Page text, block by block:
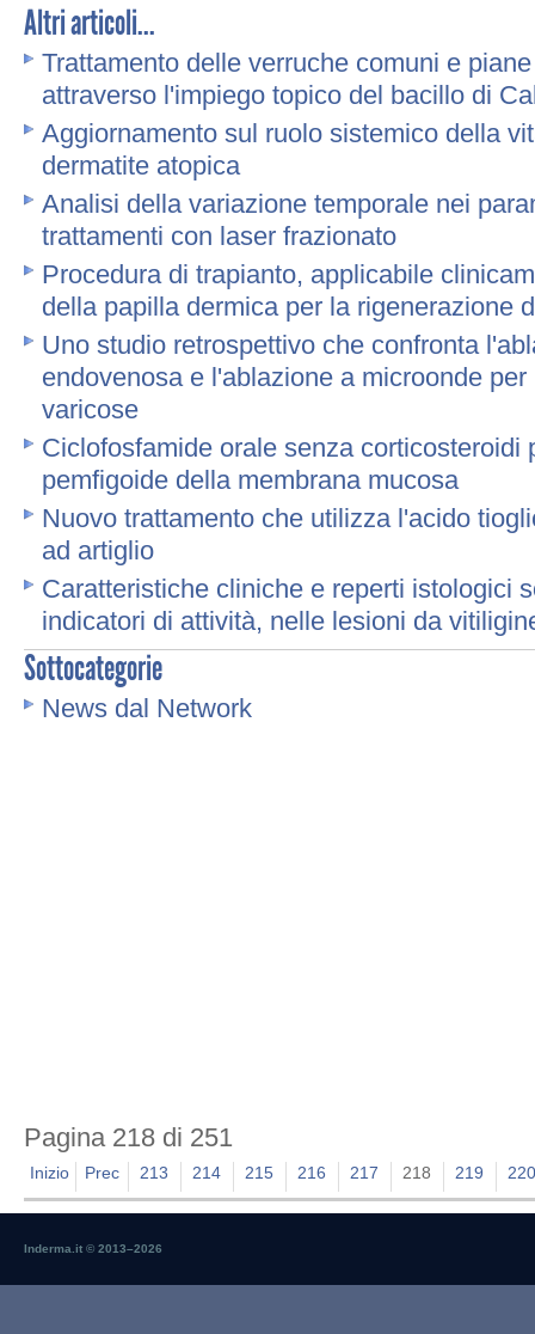
Altri articoli...
Trattamento delle verruche comuni e
attraverso l'impiego topico del bacillo di
Aggiornamento sul ruolo sistemico della
dermatite atopica
Analisi della variazione temporale nei
trattamenti con laser frazionato
Procedura di trapianto, applicabile
della papilla dermica per la rigenerazione
Uno studio retrospettivo che confronta
endovenosa e l'ablazione a microonde
varicose
Ciclofosfamide orale senza corticosteroidi
pemfigoide della membrana mucosa
Nuovo trattamento che utilizza l'acido
ad artiglio
Caratteristiche cliniche e reperti istologici
indicatori di attività, nelle lesioni da
Sottocategorie
News dal Network
Pagina 218 di 251
Inizio Prec 213 214 215 216 217 218 219
Inderma.it © 2013–2026